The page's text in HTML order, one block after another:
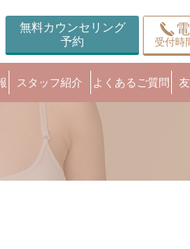
無料カウンセリング
予約
受付時
スタッフ紹介 よくあるご質問